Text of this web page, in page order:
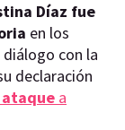
Díaz fue
en los
diálogo con la
declaración
a